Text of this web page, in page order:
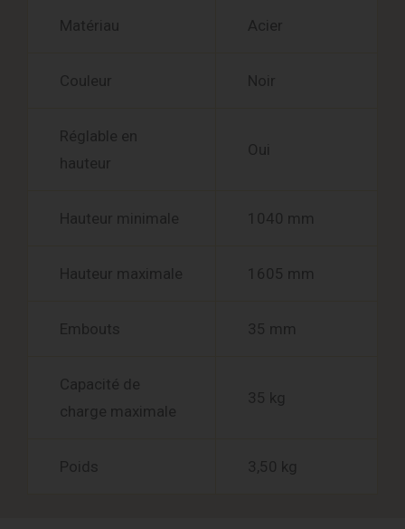
Matériau Acier
Couleur Noir
Réglable en
hauteur
Oui
Hauteur minimale 1040 mm
Hauteur maximale 1605 mm
Embouts 35 mm
Capacité de
charge maximale
35 kg
Poids 3,50 kg